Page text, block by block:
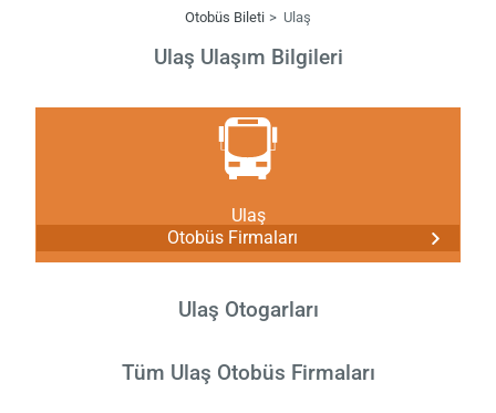
Otobüs Bileti Ulaş
Ulaş Ulaşım Bilgileri
Ulaş
Otobüs Firmaları
Ulaş Otogarları
Tüm Ulaş Otobüs Firmaları